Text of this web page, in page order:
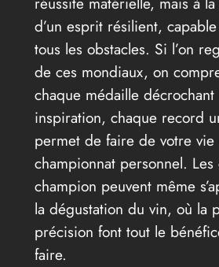
d’un esprit résilient,
tous les obstacles. Si l’on
de ces mondiaux, on
chaque médaille décrochant
inspiration, chaque record
permet de faire de votre
championnat personnel.
champion peuvent même
la dégustation du vin, où la
précision font tout le
faire.